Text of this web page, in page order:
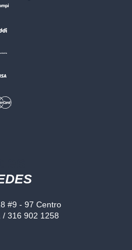
#9 - 97 Centro
/ 316 902 1258